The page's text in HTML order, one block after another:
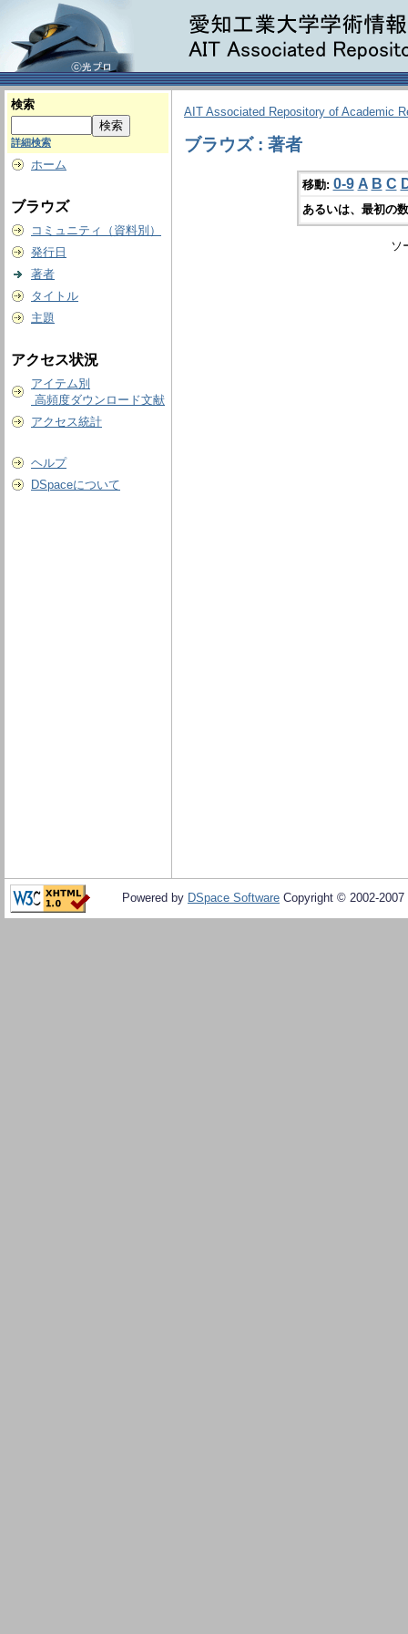
検索
詳細検索
ホーム
ブラウズ
コミュニティ（資料別）
発行日
著者
タイトル
主題
アクセス状況
アイテム別
高頻度ダウンロード文献
アクセス統計
ヘルプ
DSpaceについて
AIT Associated Repository of Academic
ブラウズ : 著者
移動: 0-9 A B C
あるいは、最初の
ソ
Powered by DSpace Software Copyright © 2002-2007